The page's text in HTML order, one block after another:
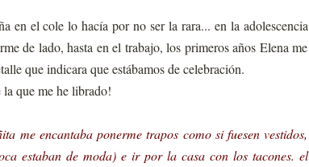
en el cole lo hacía por no ser la rara... en la adolescencia
de lado, hasta en el trabajo, los primeros años Elena me
que indicara que estábamos de celebración.
que me he librado!
me encantaba ponerme trapos como si fuesen vestidos,
estaban de moda) e ir por la casa con los tacones. el